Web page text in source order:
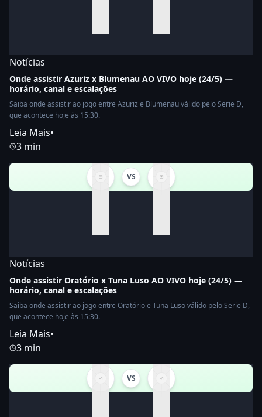
Notícias
Onde assistir Azuriz x Blumenau AO VIVO hoje (24/5) —
horário, canal e escalações
Saiba onde assistir ao jogo entre Azuriz e Blumenau válido pelo Serie D,
que acontece hoje às 15:30.
Leia Mais•
3 min
VS
Notícias
Onde assistir Oratório x Tuna Luso AO VIVO hoje (24/5) —
horário, canal e escalações
Saiba onde assistir ao jogo entre Oratório e Tuna Luso válido pelo Serie D,
que acontece hoje às 15:30.
Leia Mais•
3 min
VS